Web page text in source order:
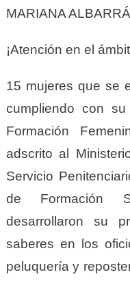
MARIANA
¡Atención en el
15 mujeres que se
cumpliendo con
Formación
adscrito al
Servicio
de Formación
desarrollaron su
saberes en los
peluquería y